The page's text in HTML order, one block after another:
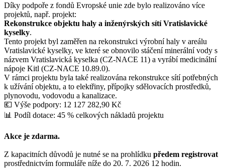
Díky podpoře z fondů Evropské unie zde bylo realizováno více
projektů, např. projekt:
Rekonstrukce objektu haly a inženýrských sítí Vratislavické
kyselky.
Tento projekt byl zaměřen na rekonstrukci výrobní haly v areálu
Vratislavické kyselky, ve které se obnovilo stáčení minerální vody s
názvem Vratislavická kyselka (CZ-NACE 11) a vyrábí medicinální
nápoje Kitl (CZ-NACE 10.89.0).
V rámci projektu byla také realizována rekonstrukce sítí potřebných
k užívání objektu, a to elektřiny, přípojky sdělovacích prostředků,
plynovodu, vodovodu a kanalizace.
💶 Výše podpory: 12 127 282,90 Kč
📊 Podíl dotace: 45 % celkových nákladů projektu
Akce je zdarma.
Z kapacitních důvodů je nutné se na prohlídku předem registrovat
prostřednictvím formuláře níže do 20. 7. 2026 12 hodin.